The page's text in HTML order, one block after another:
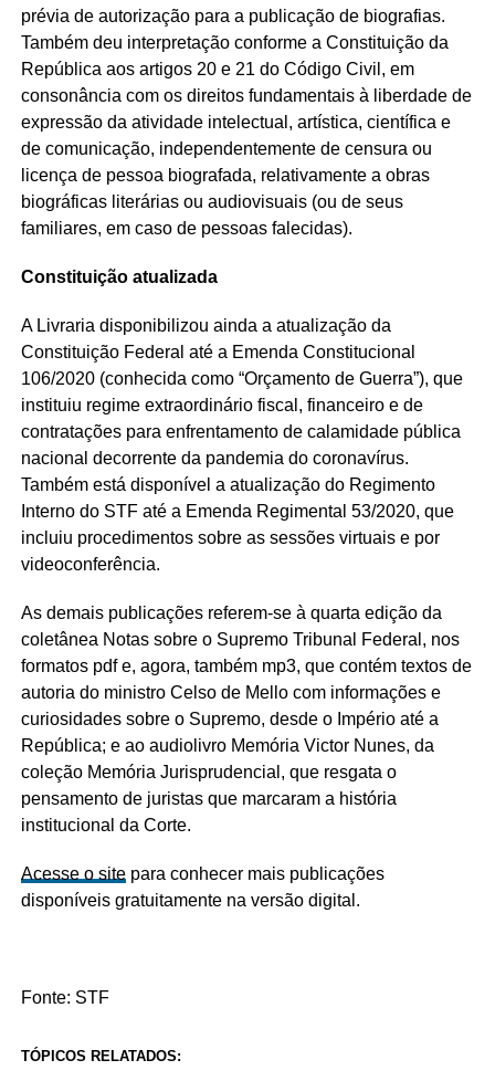
prévia de autorização para a publicação de biografias.
Também deu interpretação conforme a Constituição da
República aos artigos 20 e 21 do Código Civil, em
consonância com os direitos fundamentais à liberdade de
expressão da atividade intelectual, artística, científica e
de comunicação, independentemente de censura ou
licença de pessoa biografada, relativamente a obras
biográficas literárias ou audiovisuais (ou de seus
familiares, em caso de pessoas falecidas).
Constituição atualizada
A Livraria disponibilizou ainda a atualização da
Constituição Federal até a Emenda Constitucional
106/2020 (conhecida como “Orçamento de Guerra”), que
instituiu regime extraordinário fiscal, financeiro e de
contratações para enfrentamento de calamidade pública
nacional decorrente da pandemia do coronavírus.
Também está disponível a atualização do Regimento
Interno do STF até a Emenda Regimental 53/2020, que
incluiu procedimentos sobre as sessões virtuais e por
videoconferência.
As demais publicações referem-se à quarta edição da
coletânea Notas sobre o Supremo Tribunal Federal, nos
formatos pdf e, agora, também mp3, que contém textos de
autoria do ministro Celso de Mello com informações e
curiosidades sobre o Supremo, desde o Império até a
República; e ao audiolivro Memória Victor Nunes, da
coleção Memória Jurisprudencial, que resgata o
pensamento de juristas que marcaram a história
institucional da Corte.
Acesse o sitepara conhecer mais publicações
disponíveis gratuitamente na versão digital.
Fonte: STF
TÓPICOS RELATADOS: